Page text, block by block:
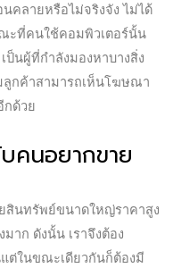
คลายหรือไม่จริงจัง ไม่ได้
ะที่คนใช้คอมพิวเตอร์นั้น
ป็นผู้ที่กำลังมองหาบางสิ่ง
กค้าสามารถเห็นโฆษณา
กด้วย
คนอยากขาย
สินทรัพย์ขนาดใหญ่ราคาสูง
าก ดังนั้น เราจึงต้อง
ต่ในขณะเดียวกันก็ต้องมี